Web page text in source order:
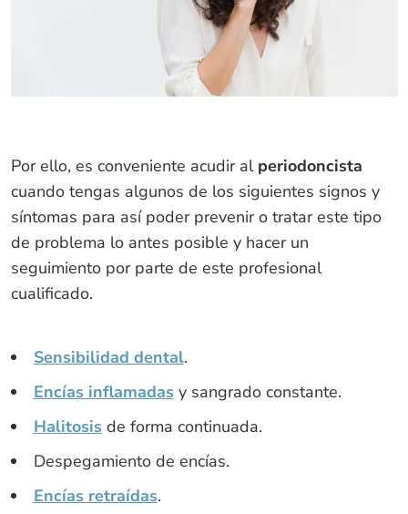
Por ello, es conveniente acudir al periodoncista
cuando tengas algunos de los siguientes signos y
síntomas para así poder prevenir o tratar este tipo
de problema lo antes posible y hacer un
seguimiento por parte de este profesional
cualificado.
Sensibilidad dental.
Encías inflamadas y sangrado constante.
Halitosis de forma continuada.
Despegamiento de encías.
Encías retraídas.